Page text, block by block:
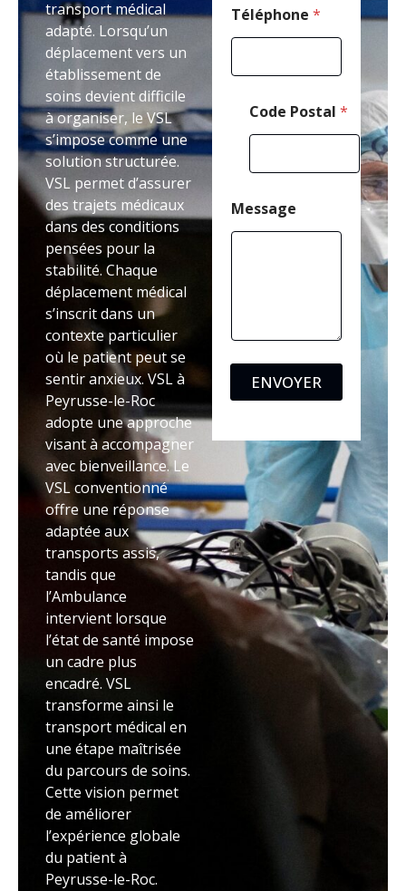
transport médical
adapté. Lorsqu’un
déplacement vers un
établissement de
soins devient difficile
à organiser, le VSL
s’impose comme une
solution structurée.
VSL permet d’assurer
des trajets médicaux
dans des conditions
pensées pour la
stabilité. Chaque
déplacement médical
s’inscrit dans un
contexte particulier
où le patient peut se
sentir anxieux. VSL à
Peyrusse-le-Roc
adopte une approche
visant à accompagner
avec bienveillance. Le
VSL conventionné
offre une réponse
adaptée aux
transports assis,
tandis que
l’Ambulance
intervient lorsque
l’état de santé impose
un cadre plus
encadré. VSL
transforme ainsi le
transport médical en
une étape maîtrisée
du parcours de soins.
Cette vision permet
de améliorer
l’expérience globale
du patient à
Peyrusse-le-Roc.
a
o
s
t
a
l
Téléphone *
Code Postal *
Message
ENVOYER